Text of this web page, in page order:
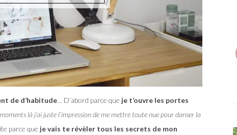
de d’habitude… D’abord parce que je t’ouvre les portes
là j’ai juste l’impression de me mettre toute nue pour danser la
parce que je vais te révèler tous les secrets de mon